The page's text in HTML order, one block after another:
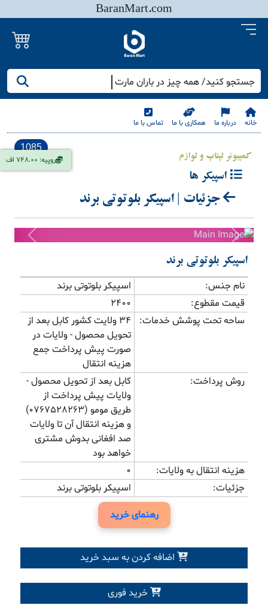
BaranMart.com
جستجو کنید/ همه چیز در باران مارت
خانه درباره ما همکاری با ما تماس با ما
روپیه: 748.00 اف
1085
کمپیوتر لپتاپ و لوازم
اسپیکر ها
جزئیات | اسپیکر بلوتوتی برند
Next
اسپیکر بلوتوتی برند
نام جنس:
اسپیکر بلوتوتی برند
قیمت مقطوع:
2400
ساحه تحت پوشش خدمات:
34 ولایت کشور کابل بعد از
تحویل محصول - ولایات در
صورت پیش پرداخت جمع
هزینه انتقال
روش پرداخت:
کابل بعد از تحویل محصول -
ولایات پیش پرداخت از
طریق مومو (0767528263)
و هزینه انتقال آن تا ولایات
صد افغانی بدوش مشتری
خواهد بود
هزینه انتقال به ولایات:
0
جزئیات:
اسپیکر بلوتوتی برند
رهنمای خرید
اضافه کردن به سبد خرید
خرید فوری